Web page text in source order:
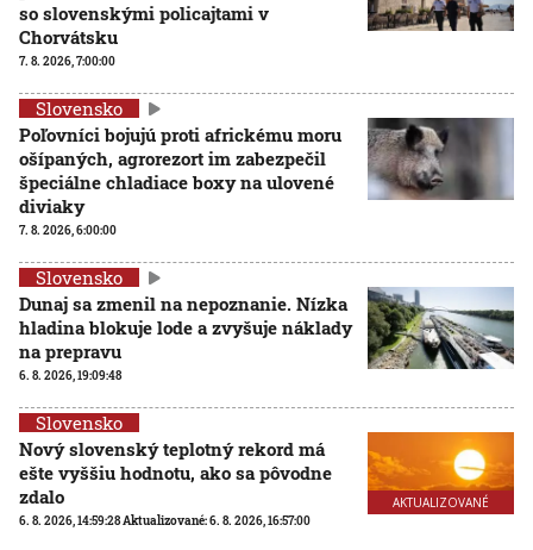
so slovenskými policajtami v
Chorvátsku
7. 8. 2026, 7:00:00
Slovensko
Poľovníci bojujú proti africkému moru
ošípaných, agrorezort im zabezpečil
špeciálne chladiace boxy na ulovené
diviaky
7. 8. 2026, 6:00:00
Slovensko
Dunaj sa zmenil na nepoznanie. Nízka
hladina blokuje lode a zvyšuje náklady
na prepravu
6. 8. 2026, 19:09:48
AKTUALIZOVANÉ
Slovensko
Nový slovenský teplotný rekord má
ešte vyššiu hodnotu, ako sa pôvodne
zdalo
6. 8. 2026, 14:59:28Aktualizované:6. 8. 2026, 16:57:00